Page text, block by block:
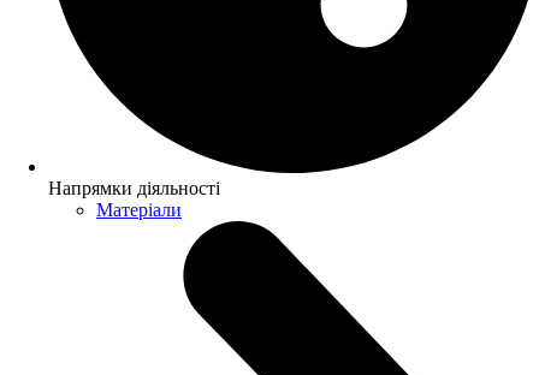
Напрямки діяльності
Матеріали